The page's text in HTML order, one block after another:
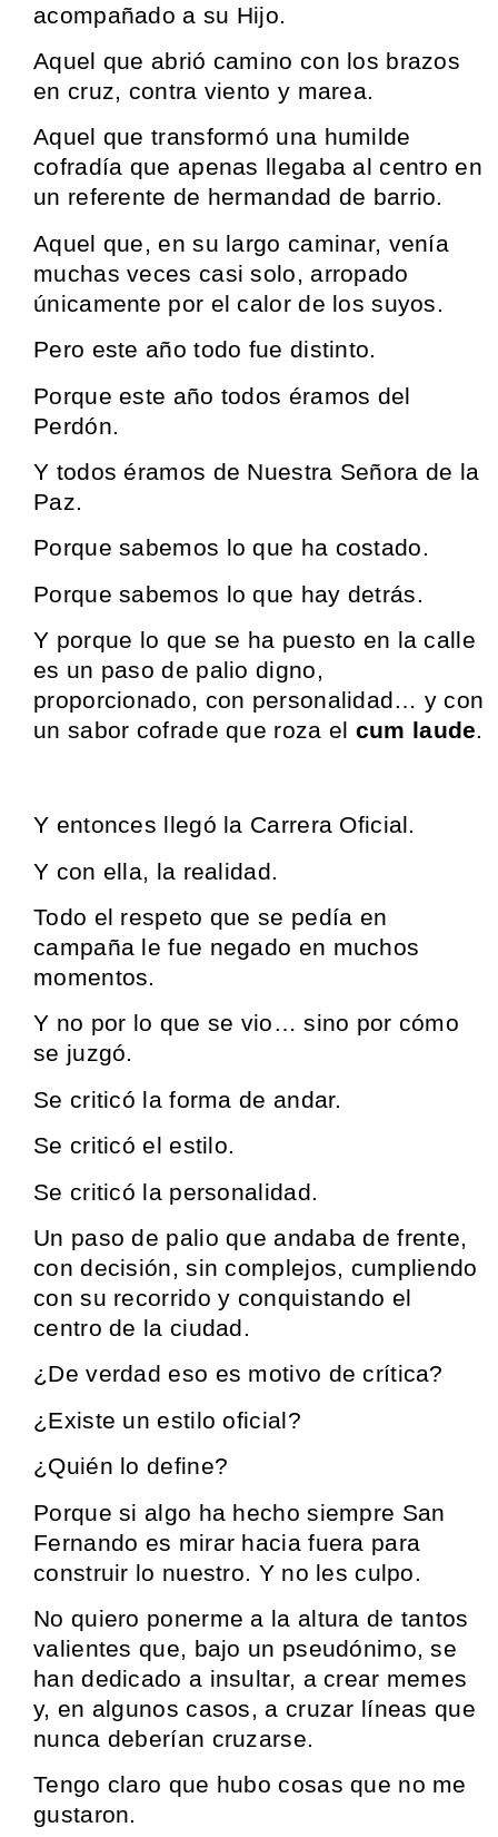
acompañado a su Hijo.
Aquel que abrió camino con los brazos
en cruz, contra viento y marea.
Aquel que transformó una humilde
cofradía que apenas llegaba al centro en
un referente de hermandad de barrio.
Aquel que, en su largo caminar, venía
muchas veces casi solo, arropado
únicamente por el calor de los suyos.
Pero este año todo fue distinto.
Porque este año todos éramos del
Perdón.
Y todos éramos de Nuestra Señora de la
Paz.
Porque sabemos lo que ha costado.
Porque sabemos lo que hay detrás.
Y porque lo que se ha puesto en la calle
es un paso de palio digno,
proporcionado, con personalidad… y con
un sabor cofrade que roza el cum laude.
Y entonces llegó la Carrera Oficial.
Y con ella, la realidad.
Todo el respeto que se pedía en
campaña le fue negado en muchos
momentos.
Y no por lo que se vio… sino por cómo
se juzgó.
Se criticó la forma de andar.
Se criticó el estilo.
Se criticó la personalidad.
Un paso de palio que andaba de frente,
con decisión, sin complejos, cumpliendo
con su recorrido y conquistando el
centro de la ciudad.
¿De verdad eso es motivo de crítica?
¿Existe un estilo oficial?
¿Quién lo define?
Porque si algo ha hecho siempre San
Fernando es mirar hacia fuera para
construir lo nuestro. Y no les culpo.
No quiero ponerme a la altura de tantos
valientes que, bajo un pseudónimo, se
han dedicado a insultar, a crear memes
y, en algunos casos, a cruzar líneas que
nunca deberían cruzarse.
Tengo claro que hubo cosas que no me
gustaron.